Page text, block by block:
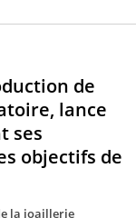
de
lance
ses
objectifs de
la joaillerie